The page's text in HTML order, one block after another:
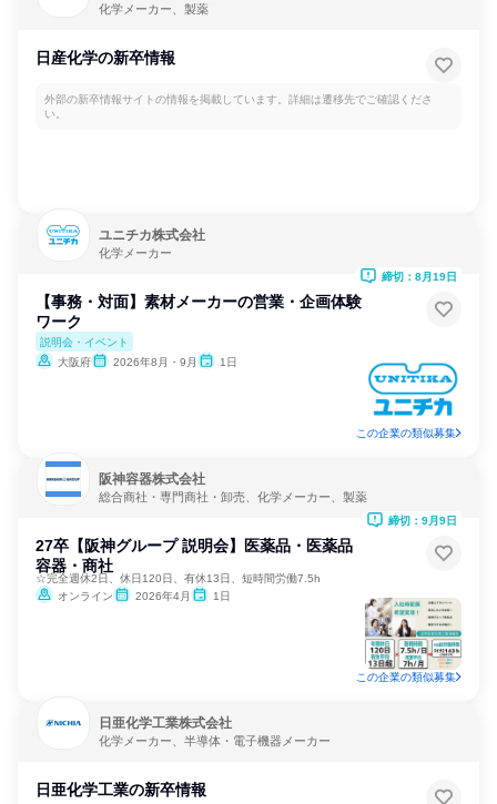
化学メーカー、製薬
日産化学の新卒情報
外部の新卒情報サイトの情報を掲載しています。詳細は遷移先でご確認くださ
い。
ユニチカ株式会社
化学メーカー
【事務・対面】素材メーカーの営業・企画体験
ワーク
説明会・イベント
大阪府
2026年8月・9月 1日
締切：8月19日
この企業の類似募集
阪神容器株式会社
総合商社・専門商社・卸売、化学メーカー、製薬
27卒【阪神グループ 説明会】医薬品・医薬品
容器・商社
☆完全週休2日、休日120日、有休13日、短時間労働7.5h
オンライン
2026年4月 1日
締切：9月9日
この企業の類似募集
日亜化学工業株式会社
化学メーカー、半導体・電子機器メーカー
日亜化学工業の新卒情報